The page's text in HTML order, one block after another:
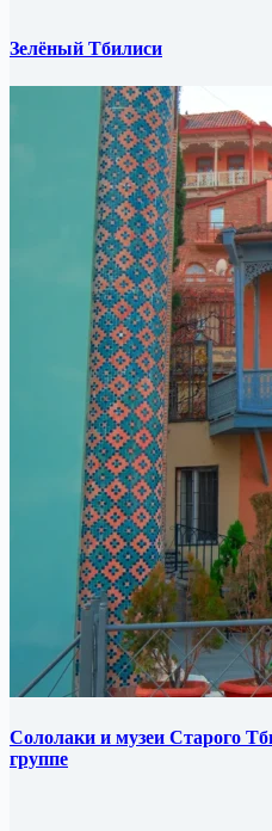
Зелёный Тбилиси
Сололаки и музеи Старого
группе